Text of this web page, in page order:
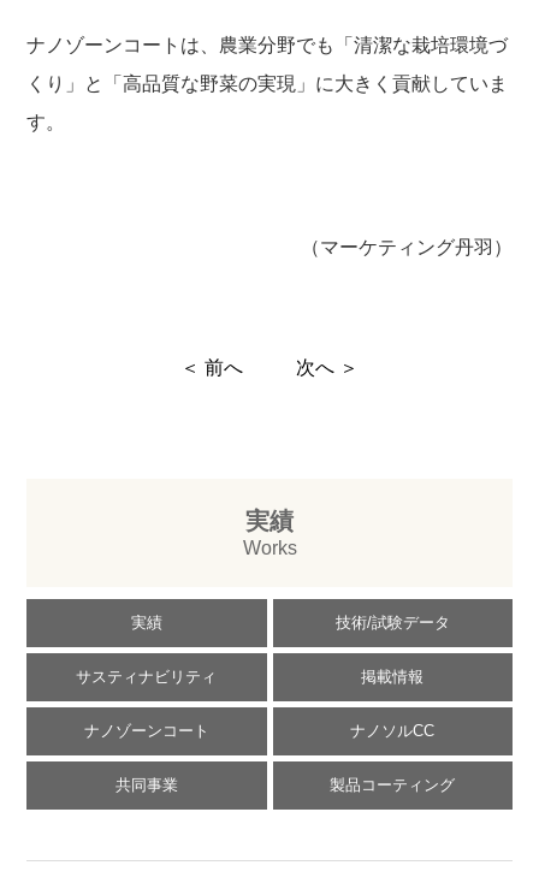
ナノゾーンコートは、農業分野でも「清潔な栽培環境づ
くり」と「高品質な野菜の実現」に大きく貢献していま
す。
（マーケティング丹羽）
＜ 前へ 次へ ＞
実績
Works
実績 技術/試験データ
サスティナビリティ 掲載情報
ナノゾーンコート ナノソルCC
共同事業 製品コーティング